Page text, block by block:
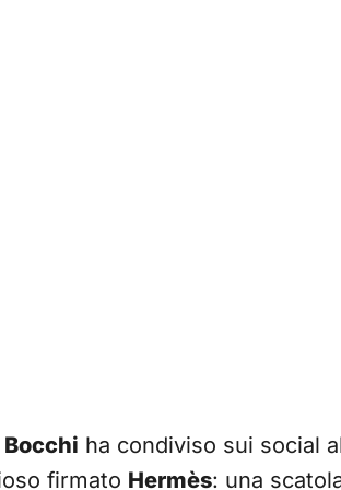
Bocchi ha condiviso sui social
firmato Hermès: una